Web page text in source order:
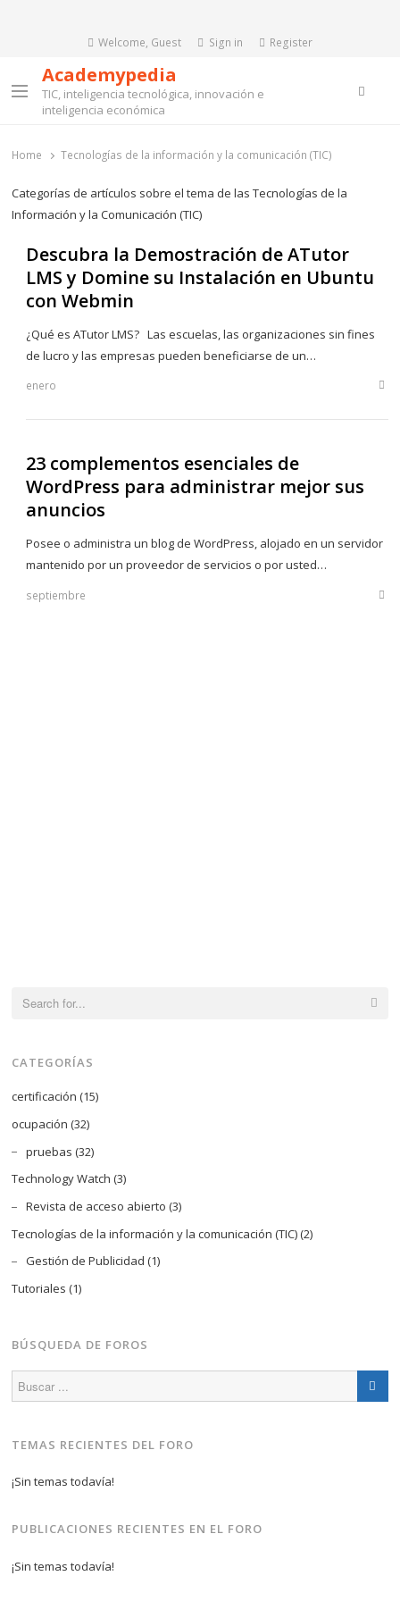
Welcome, Guest Sign in Register
Menu
Academypedia
TIC, inteligencia tecnológica, innovación e
inteligencia económica
Home Tecnologías de la información y la comunicación (TIC)
Categorías de artículos sobre el tema de las Tecnologías de la
Información y la Comunicación (TIC)
Descubra la Demostración de ATutor
LMS y Domine su Instalación en Ubuntu
con Webmin
¿Qué es ATutor LMS? Las escuelas, las organizaciones sin fines
de lucro y las empresas pueden beneficiarse de un…
enero
23 complementos esenciales de
WordPress para administrar mejor sus
anuncios
Posee o administra un blog de WordPress, alojado en un servidor
mantenido por un proveedor de servicios o por usted…
septiembre
Search
CATEGORÍAS
certificación (15)
ocupación (32)
pruebas (32)
Technology Watch (3)
Revista de acceso abierto (3)
Tecnologías de la información y la comunicación (TIC)(2)
Gestión de Publicidad (1)
Tutoriales (1)
BÚSQUEDA DE FOROS
TEMAS RECIENTES DEL FORO
¡Sin temas todavía!
PUBLICACIONES RECIENTES EN EL FORO
¡Sin temas todavía!